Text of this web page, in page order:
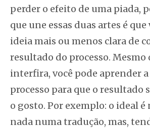
perder o efeito de uma piada,
que une essas duas artes é
ideia mais ou menos clara de
resultado do processo. Mesmo
interfira, você pode aprender
processo para que o resultado
o gosto. Por exemplo: o ideal é
nada numa tradução, mas,